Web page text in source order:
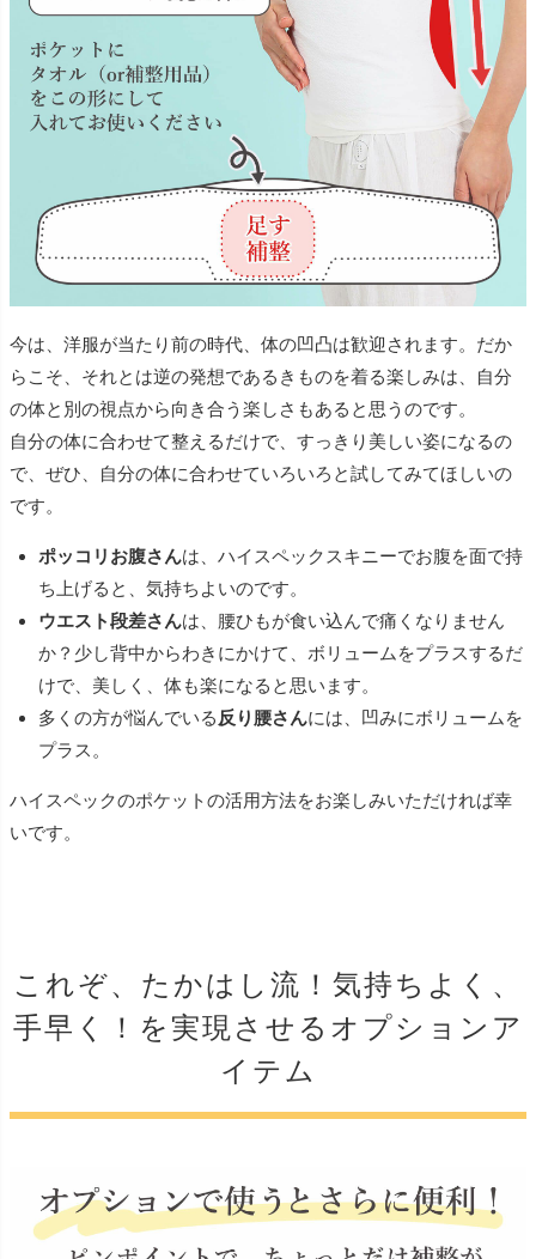
今は、洋服が当たり前の時代、体の凹凸は歓迎されます。だか
らこそ、それとは逆の発想であるきものを着る楽しみは、自分
の体と別の視点から向き合う楽しさもあると思うのです。
自分の体に合わせて整えるだけで、すっきり美しい姿になるの
で、ぜひ、自分の体に合わせていろいろと試してみてほしいの
です。
ポッコリお腹さんは、ハイスペックスキニーでお腹を面で持
ち上げると、気持ちよいのです。
ウエスト段差さんは、腰ひもが食い込んで痛くなりません
か？少し背中からわきにかけて、ボリュームをプラスするだ
けで、美しく、体も楽になると思います。
多くの方が悩んでいる 反り腰さんには、凹みにボリュームを
プラス。
ハイスペックのポケットの活用方法をお楽しみいただければ幸
いです。
これぞ、たかはし流！気持ちよく、
手早く！を実現させるオプションア
イテム